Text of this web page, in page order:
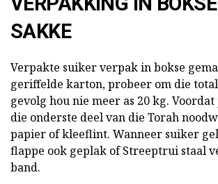
SAKKE
Verpakte suiker verpak in bokse
geriffelde karton, probeer om die
gevolg hou nie meer as 20 kg.
die onderste deel van die Torah
papier of kleeflint. Wanneer suiker
flappe ook geplak of Streeptrui staal
band.